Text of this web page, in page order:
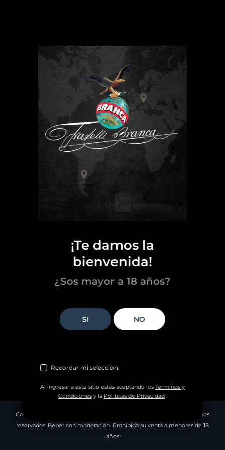
¡Te damos la
bienvenida!
¿Sos mayor a 18 años?
NO
Recordar mi selección.
Al ingresar a este sitio estás aceptando losTérminos y
Condicionesy la Políticas de Privacidad.
Copyright © 2013-2026
Todos los derechos
reservados. Beber con moderación. Prohibida su venta a menores de 18
años